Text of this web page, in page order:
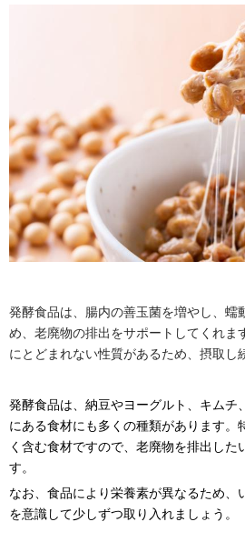
発酵食品は、腸内の善玉菌を増やし、蠕
め、老廃物の排出をサポートしてくれま
にとどまれない性質があるため、摂取し
発酵食品は、納豆やヨーグルト、キムチ
にある食材にも多くの種類があります。
く含む食材ですので、老廃物を排出した
す。
なお、食品により栄養素が異なるため、
を意識して少しずつ取り入れましょう。